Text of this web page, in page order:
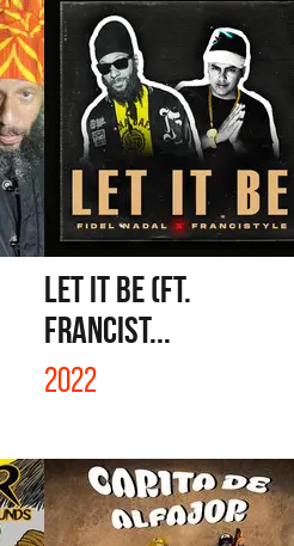
LET IT BE (FT.
FRANCIST...
2022